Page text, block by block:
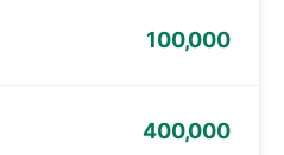
100,000
400,000